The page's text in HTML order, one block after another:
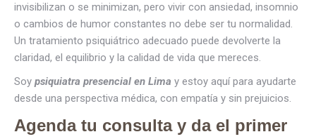
invisibilizan o se minimizan, pero vivir con ansiedad, insomnio
o cambios de humor constantes no debe ser tu normalidad.
Un tratamiento psiquiátrico adecuado puede devolverte la
claridad, el equilibrio y la calidad de vida que mereces.
Soy psiquiatra presencial en Lima y estoy aquí para ayudarte
desde una perspectiva médica, con empatía y sin prejuicios.
Agenda tu consulta y da el primer